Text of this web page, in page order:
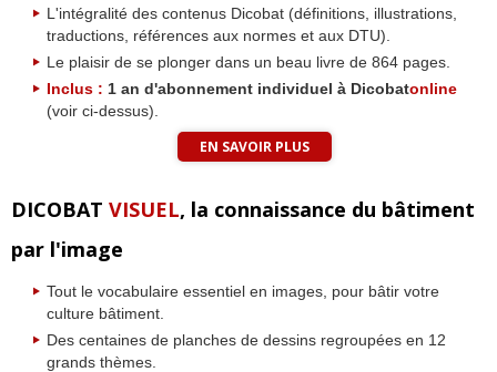
L'intégralité des contenus Dicobat (définitions, illustrations,
traductions, références aux normes et aux DTU).
Le plaisir de se plonger dans un beau livre de 864 pages.
Inclus : 1 an d'abonnement individuel à Dicobatonline
(voir ci-dessus).
EN SAVOIR PLUS
DICOBAT VISUEL, la connaissance du bâtiment
par l'image
Tout le vocabulaire essentiel en images, pour bâtir votre
culture bâtiment.
Des centaines de planches de dessins regroupées en 12
grands thèmes.